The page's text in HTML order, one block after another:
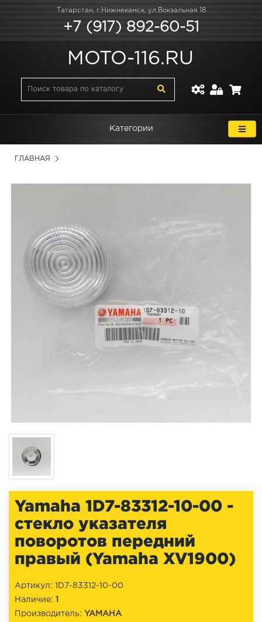
Татарстан, г.Нижнекамск, ул.Вокзальная 18
+7 (917) 892-60-51
MOTO-116.RU
Категории
ГЛАВНАЯ
Yamaha 1D7-83312-10-00 -
стекло указателя
поворотов передний
правый (Yamaha XV1900)
Артикул: 1D7-83312-10-00
Наличие: 1
Производитель: YAMAHA